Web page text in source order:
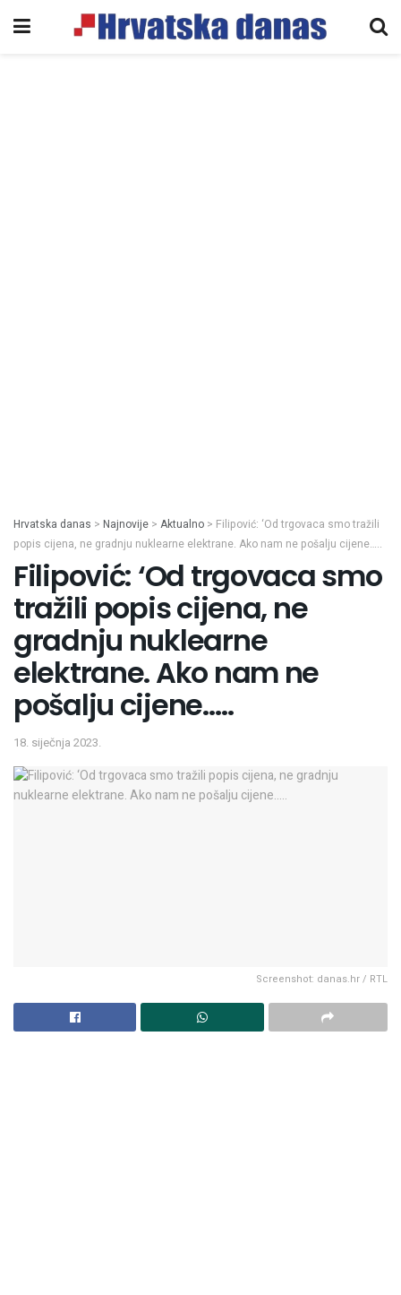
Hrvatska danas > Najnovije > Aktualno > Filipović: ‘Od trgovaca smo tražili
popis cijena, ne gradnju nuklearne elektrane. Ako nam ne pošalju cijene…..
Filipović: ‘Od trgovaca smo
tražili popis cijena, ne
gradnju nuklearne
elektrane. Ako nam ne
pošalju cijene…..
18. siječnja 2023.
Screenshot: danas.hr / RTL